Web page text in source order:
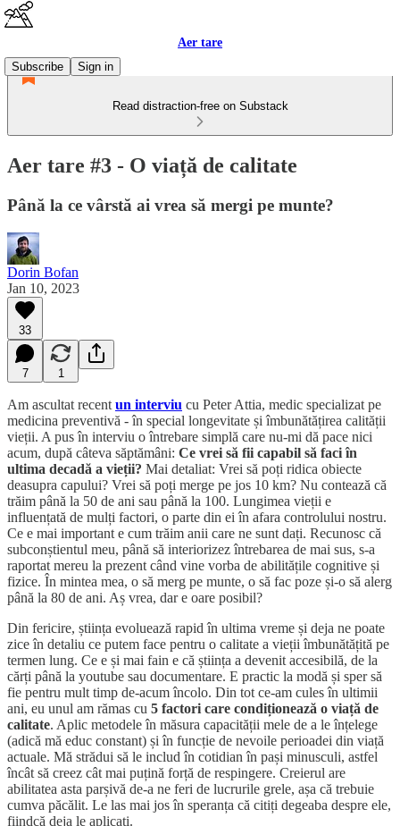
Aer tare
Subscribe
Sign in
Read distraction-free on Substack
Aer tare #3 - O viață de calitate
Până la ce vârstă ai vrea să mergi pe munte?
Dorin Bofan
Jan 10, 2023
33
7 1
Am ascultat recent un interviu cu Peter Attia, medic specializat pe
medicina preventivă - în special longevitate și îmbunătățirea calității
vieții. A pus în interviu o întrebare simplă care nu-mi dă pace nici
acum, după câteva săptămâni: Ce vrei să fii capabil să faci în
ultima decadă a vieții? Mai detaliat: Vrei să poți ridica obiecte
deasupra capului? Vrei să poți merge pe jos 10 km? Nu contează că
trăim până la 50 de ani sau până la 100. Lungimea vieții e
influențată de mulți factori, o parte din ei în afara controlului nostru.
Ce e mai important e cum trăim anii care ne sunt dați. Recunosc că
subconștientul meu, până să interiorizez întrebarea de mai sus, s-a
raportat mereu la prezent când vine vorba de abilitățile cognitive și
fizice. În mintea mea, o să merg pe munte, o să fac poze și-o să alerg
până la 80 de ani. Aș vrea, dar e oare posibil?
Din fericire, știința evoluează rapid în ultima vreme și deja ne poate
zice în detaliu ce putem face pentru o calitate a vieții îmbunătățită pe
termen lung. Ce e și mai fain e că știința a devenit accesibilă, de la
cărți până la youtube sau documentare. E practic la modă și sper să
fie pentru mult timp de-acum încolo. Din tot ce-am cules în ultimii
ani, eu unul am rămas cu 5 factori care condiționează o viață de
calitate. Aplic metodele în măsura capacității mele de a le înțelege
(adică mă educ constant) și în funcție de nevoile perioadei din viață
actuale. Mă strădui să le includ în cotidian în pași minusculi, astfel
încât să creez cât mai puțină forță de respingere. Creierul are
abilitatea asta parșivă de-a ne feri de lucrurile grele, așa că trebuie
cumva păcălit. Le las mai jos în speranța că citiți degeaba despre ele,
fiindcă deja le aplicați.